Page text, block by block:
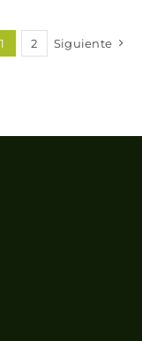
1 2 Siguiente